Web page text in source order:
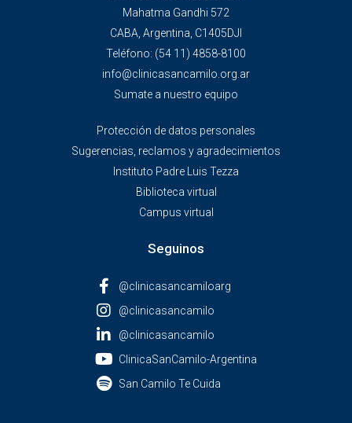
Mahatma Gandhi 572
CABA, Argentina, C1405DJI
Teléfono: (54 11) 4858-8100
info@clinicasancamilo.org.ar
Sumate a nuestro equipo
Protección de datos personales
Sugerencias, reclamos y agradecimientos
Instituto Padre Luis Tezza
Biblioteca virtual
Campus virtual
Seguinos
@clinicasancamiloarg
@clinicasancamilo
@clinicasancamilo
ClinicaSanCamilo-Argentina
San Camilo Te Cuida